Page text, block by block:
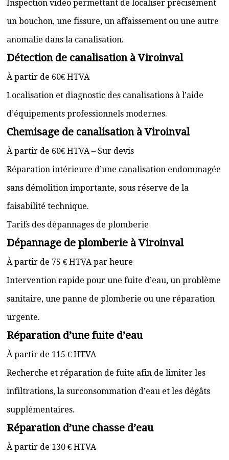
Inspection vidéo permettant de localiser précisément
un bouchon, une fissure, un affaissement ou une autre
anomalie dans la canalisation.
Détection de canalisation à Viroinval
À partir de 60€ HTVA
Localisation et diagnostic des canalisations à l’aide
d’équipements professionnels modernes.
Chemisage de canalisation à Viroinval
À partir de 60€ HTVA – Sur devis
Réparation intérieure d’une canalisation endommagée
sans démolition importante, sous réserve de la
faisabilité technique.
Tarifs des dépannages de plomberie
Dépannage de plomberie à Viroinval
À partir de 75 € HTVA par heure
Intervention rapide pour une fuite d’eau, un problème
sanitaire, une panne de plomberie ou une réparation
urgente.
Réparation d’une fuite d’eau
À partir de 115 € HTVA
Recherche et réparation de fuite afin de limiter les
infiltrations, la surconsommation d’eau et les dégâts
supplémentaires.
Réparation d’une chasse d’eau
À partir de 130 € HTVA